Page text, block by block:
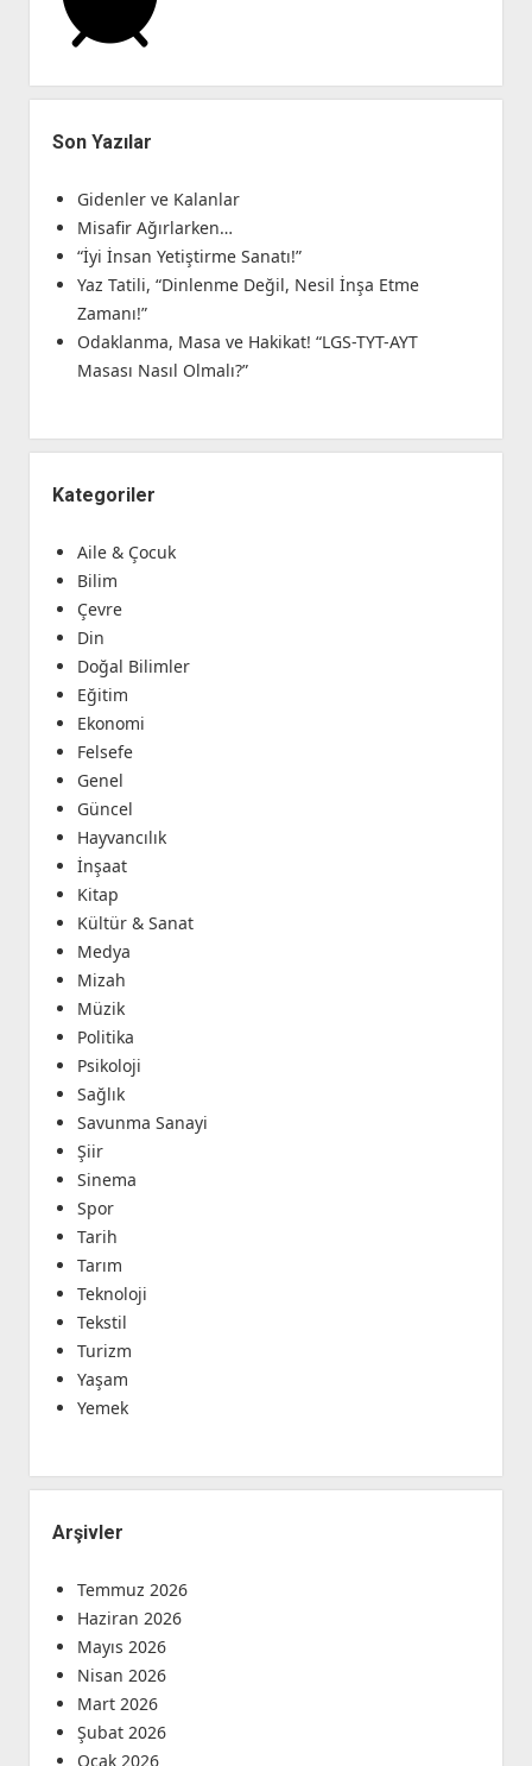
Son Yazılar
Gidenler ve Kalanlar
Misafir Ağırlarken…
“İyi İnsan Yetiştirme Sanatı!”
Yaz Tatili, “Dinlenme Değil, Nesil İnşa Etme
Zamanı!”
Odaklanma, Masa ve Hakikat! “LGS-TYT-AYT
Masası Nasıl Olmalı?”
Kategoriler
Aile & Çocuk
Bilim
Çevre
Din
Doğal Bilimler
Eğitim
Ekonomi
Felsefe
Genel
Güncel
Hayvancılık
İnşaat
Kitap
Kültür & Sanat
Medya
Mizah
Müzik
Politika
Psikoloji
Sağlık
Savunma Sanayi
Şiir
Sinema
Spor
Tarih
Tarım
Teknoloji
Tekstil
Turizm
Yaşam
Yemek
Arşivler
Temmuz 2026
Haziran 2026
Mayıs 2026
Nisan 2026
Mart 2026
Şubat 2026
Ocak 2026